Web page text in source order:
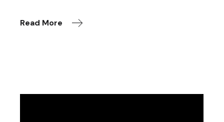
Read More